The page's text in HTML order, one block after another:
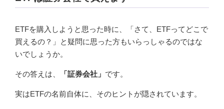
ETFを購入しようと思った時に、「さて、ETFってどこで
買えるの？」と疑問に思った方もいらっしゃるのではな
いでしょうか。
その答えは、 「証券会社」 です。
実はETFの名前自体に、そのヒントが隠されています。